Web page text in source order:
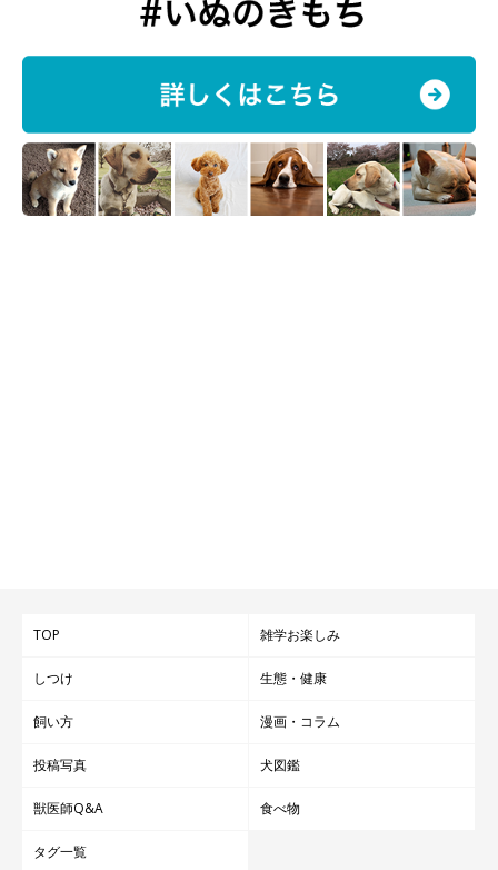
TOP 雑学お楽しみ
しつけ 生態・健康
飼い方 漫画・コラム
投稿写真 犬図鑑
獣医師Q&A 食べ物
タグ一覧